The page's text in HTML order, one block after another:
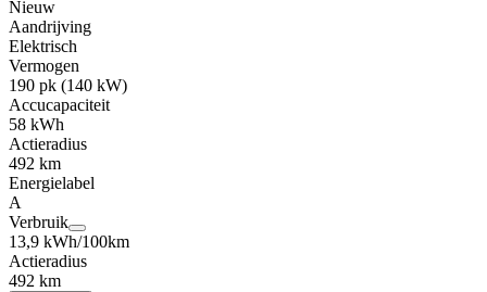
Nieuw
Aandrijving
Elektrisch
Vermogen
190 pk (140 kW)
Accucapaciteit
58 kWh
Actieradius
492 km
Energielabel
A
Verbruik
13,9 kWh/100km
Actieradius
492 km